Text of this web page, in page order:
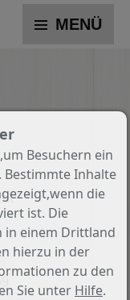
MENÜ
Büro
Besuchern ein
Inhalte
die
ist. Die
in einem Drittland
hierzu in der
zu den
Sie unter Hilfe.